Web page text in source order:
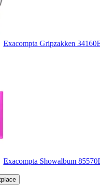
Exacompta Gripzakken
Exacompta Showalbum